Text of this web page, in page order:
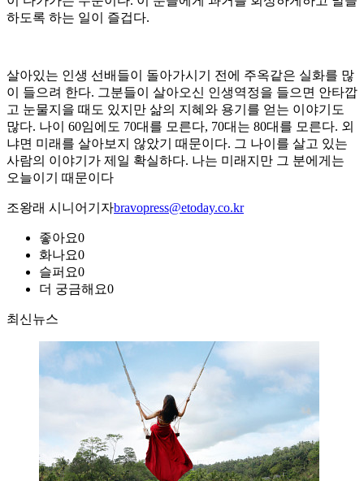
하도록 하는 일이 즐겁다.
살아있는 인생 선배들이 돌아가시기 전에 주옥같은 실화를 많
이 들으려 한다. 그분들이 살아오신 인생역정을 들으면 안타깝
고 눈물지을 때도 있지만 삶의 지혜와 용기를 얻는 이야기도
많다. 나이 60임에도 70대를 모른다, 70대는 80대를 모른다. 외
냐면 미래를 살아보지 않았기 때문이다. 그 나이를 살고 있는
사람의 이야기가 제일 확실하다. 나는 미래지만 그 분에게는
오늘이기 때문이다
조왕래 시니어기자bravopress@etoday.co.kr
좋아요0
화나요0
슬퍼요0
더 궁금해요0
최신뉴스